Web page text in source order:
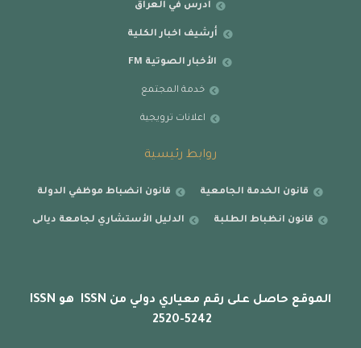
أدرس في العراق
أرشيف اخبار الكلية
الأخبار الصوتية FM
خدمة المجتمع
اعلانات ترويجية
روابط رئيسية
قانون الخدمة الجامعية قانون انضباط موظفي الدولة
قانون انظباط الطلبة الدليل الأستشاري لجامعة ديالى
الموقع حاصل على رقم معياري دولي من ISSN هو ISSN
2520-5242